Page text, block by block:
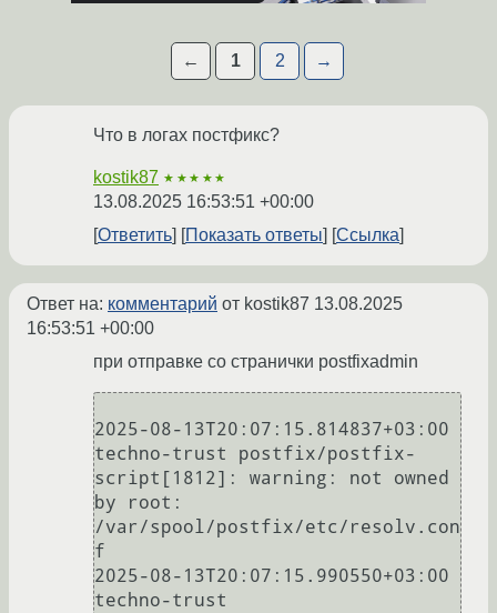
← 1 2 →
Что в логах постфикс?
kostik87 ★★★★★
13.08.2025 16:53:51 +00:00
Ответить
Показать ответы Ссылка
Ответ на: комментарий от kostik87 13.08.2025
16:53:51 +00:00
при отправке со странички postfixadmin
2025-08-13T20:07:15.814837+03:00
techno-trust postfix/postfix-
script[1812]: warning: not owned
by root:
/var/spool/postfix/etc/resolv.con
f
2025-08-13T20:07:15.990550+03:00
techno-trust